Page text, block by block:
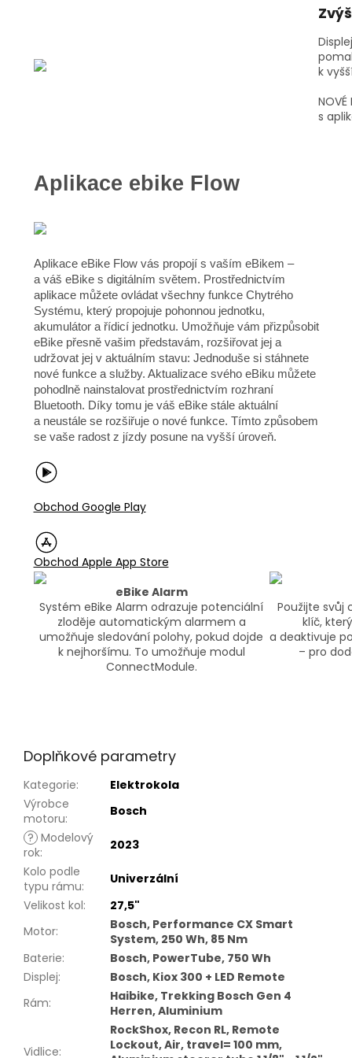
k
NOVÉ
s
Aplikace ebike Flow
Aplikace eBike Flow vás propojí s vaším eBikem –
a váš eBike s digitálním světem. Prostřednictvím
aplikace můžete ovládat všechny funkce Chytrého
Systému, který propojuje pohonnou jednotku,
akumulátor a řídicí jednotku. Umožňuje vám přizpůsobit
eBike přesně vašim představám, rozšiřovat jej a
udržovat jej v aktuálním stavu: Jednoduše si stáhnete
nové funkce a služby. Aktualizace svého eBiku můžete
pohodlně nainstalovat prostřednictvím rozhraní
Bluetooth. Díky tomu je váš eBike stále aktuální
a neustále se rozšiřuje o nové funkce. Tímto způsobem
se vaše radost z jízdy posune na vyšší úroveň.
Obchod Google Play
Obchod Apple App Store
eBike Alarm
Systém eBike Alarm odrazuje potenciální
zloděje automatickým alarmem a
umožňuje sledování polohy, pokud dojde
k nejhoršímu. To umožňuje modul
ConnectModule.
Použijte svůj
klíč,
a deaktivuje
– pro
Doplňkové parametry
Kategorie:
Elektrokola
Výrobce
motoru:
Bosch
? Modelový
rok:
2023
Kolo podle
typu rámu:
Univerzální
Velikost kol:
27,5"
Motor:
Bosch, Performance CX Smart
System, 250 Wh, 85 Nm
Baterie:
Bosch, PowerTube, 750 Wh
Displej:
Bosch, Kiox 300 + LED Remote
Rám:
Haibike, Trekking Bosch Gen 4
Herren, Aluminium
Vidlice:
RockShox, Recon RL, Remote
Lockout, Air, travel= 100 mm,